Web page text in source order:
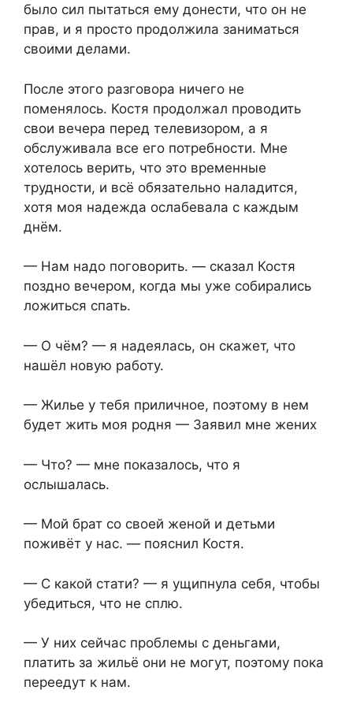
было сил пытаться ему донести, что он не
прав, и я просто продолжила заниматься
своими делами.
После этого разговора ничего не
поменялось. Костя продолжал проводить
свои вечера перед телевизором, а я
обслуживала все его потребности. Мне
хотелось верить, что это временные
трудности, и всё обязательно наладится,
хотя моя надежда ослабевала с каждым
днём.
— Нам надо поговорить. — сказал Костя
поздно вечером, когда мы уже собирались
ложиться спать.
— О чём? — я надеялась, он скажет, что
нашёл новую работу.
— Жилье у тебя приличное, поэтому в нем
будет жить моя родня — Заявил мне жених
— Что? — мне показалось, что я
ослышалась.
— Мой брат со своей женой и детьми
поживёт у нас. — пояснил Костя.
— С какой стати? — я ущипнула себя, чтобы
убедиться, что не сплю.
— У них сейчас проблемы с деньгами,
платить за жильё они не могут, поэтому пока
переедут к нам.